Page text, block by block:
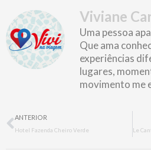
Viviane
Uma pessoa
Que ama
experiências
lugares,
movimento me
Prev
ANTERIOR
Hotel Fazenda Cheiro Verde